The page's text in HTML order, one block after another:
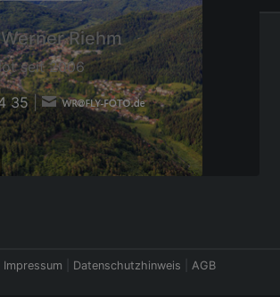
Riehm
seit 2006
35
Impressum Datenschutzhinweis AGB